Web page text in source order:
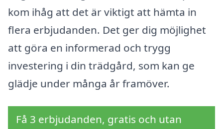
kom ihåg att det är viktigt att hämta in
flera erbjudanden. Det ger dig möjlighet
att göra en informerad och trygg
investering i din trädgård, som kan ge
glädje under många år framöver.
Få 3 erbjudanden, gratis och utan